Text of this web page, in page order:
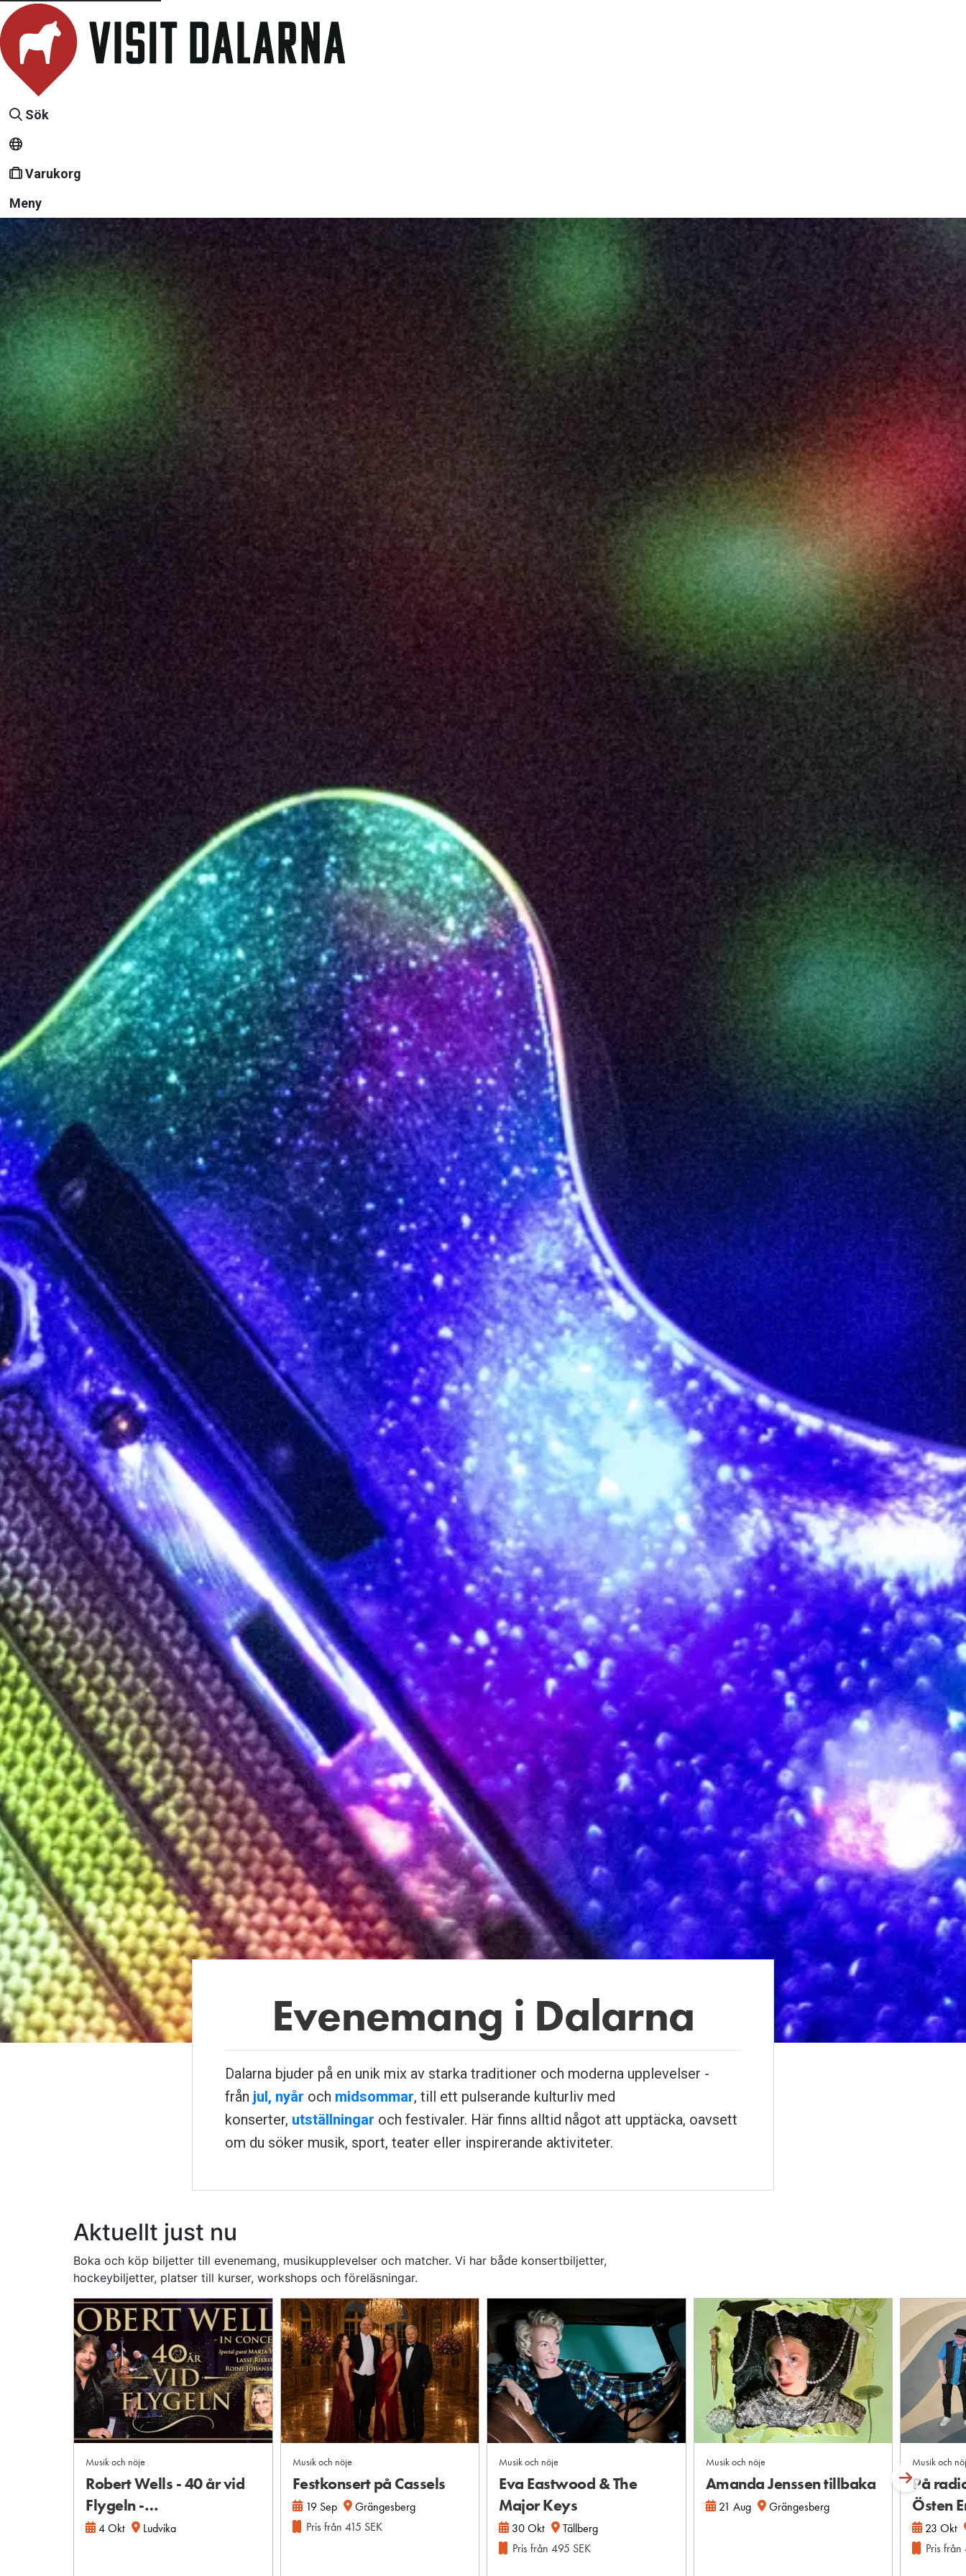
Sök
Varukorg
Meny
Evenemang i Dalarna
Dalarna bjuder på en unik mix av starka traditioner och moderna upplevelser -
från jul, nyår och midsommar, till ett pulserande kulturliv med
konserter, utställningar och festivaler. Här finns alltid något att upptäcka, oavsett
om du söker musik, sport, teater eller inspirerande aktiviteter.
Aktuellt just nu
Boka och köp biljetter till evenemang, musikupplevelser och matcher. Vi har både konsertbiljetter,
hockeybiljetter, platser till kurser, workshops och föreläsningar.
Musik och nöje
Robert Wells - 40 år vid
Flygeln -…
4 Okt Ludvika
Musik och nöje
Festkonsert på Cassels
19 Sep
Grängesberg
Pris från 415 SEK
Musik och nöje
Eva Eastwood & The
Major Keys
30 Okt
Tällberg
Pris från 495 SEK
Musik och nöje
Amanda Jenssen tillbaka
21 Aug Grängesberg
Musik och
På
Östen
23 Okt
Pris från